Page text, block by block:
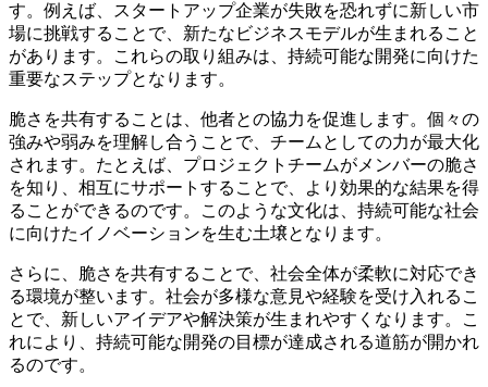
す。例えば、スタートアップ企業が失敗を恐れずに新しい市
場に挑戦することで、新たなビジネスモデルが生まれること
があります。これらの取り組みは、持続可能な開発に向けた
重要なステップとなります。
脆さを共有することは、他者との協力を促進します。個々の
強みや弱みを理解し合うことで、チームとしての力が最大化
されます。たとえば、プロジェクトチームがメンバーの脆さ
を知り、相互にサポートすることで、より効果的な結果を得
ることができるのです。このような文化は、持続可能な社会
に向けたイノベーションを生む土壌となります。
さらに、脆さを共有することで、社会全体が柔軟に対応でき
る環境が整います。社会が多様な意見や経験を受け入れるこ
とで、新しいアイデアや解決策が生まれやすくなります。こ
れにより、持続可能な開発の目標が達成される道筋が開かれ
るのです。